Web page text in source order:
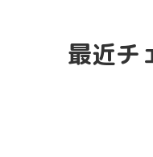
最近チ